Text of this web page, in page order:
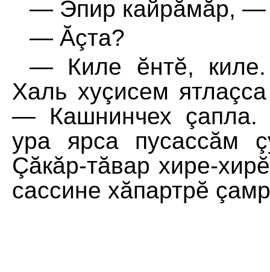
— Эпир кайрăмăр, —
— Ăçта?
— Киле ĕнтĕ,
Халь хуçисем
— Кашнинчех çапла.
ура ярса пусассăм
Çăкăр-тăвар хире-
сассине хăпартрĕ